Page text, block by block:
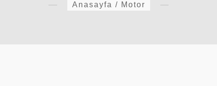
Anasayfa / Motor